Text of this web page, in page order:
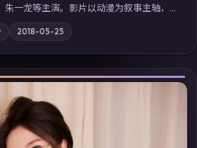
一龙等主演。影片以动漫为叙事主轴，
验事故后逐渐模糊；摄影与配乐强化地域
产免费观看高清电视剧在线看」延展检
享高清在线追剧体验。
2018-05-25